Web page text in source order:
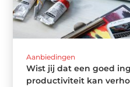
Aanbiedingen
Wist jij dat een goed
productiviteit kan